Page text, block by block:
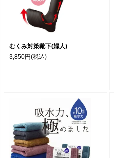
むくみ対策靴下(婦人)
3,850円(税込)